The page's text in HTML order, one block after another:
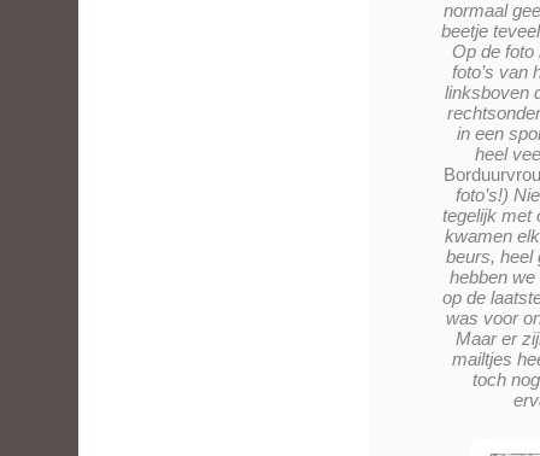
normaal
beetje
Op de foto
foto’s van
linksboven
in een
heel
foto’s!)
tegelijk met
kwamen
beurs, heel
hebben we
op de
was voor
Maar er
mailtjes
toch